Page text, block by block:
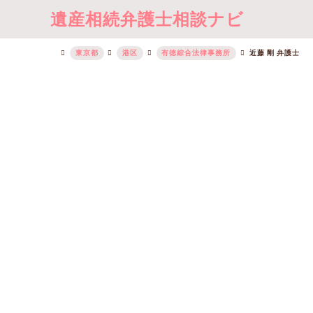
遺産相続弁護士相談ナビ
東京都 港区 有徳綜合法律事務所 近藤 剛 弁護士